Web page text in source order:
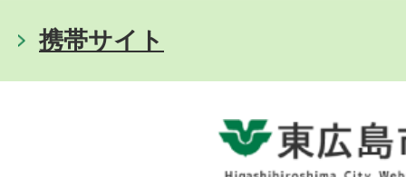
携帯サイト